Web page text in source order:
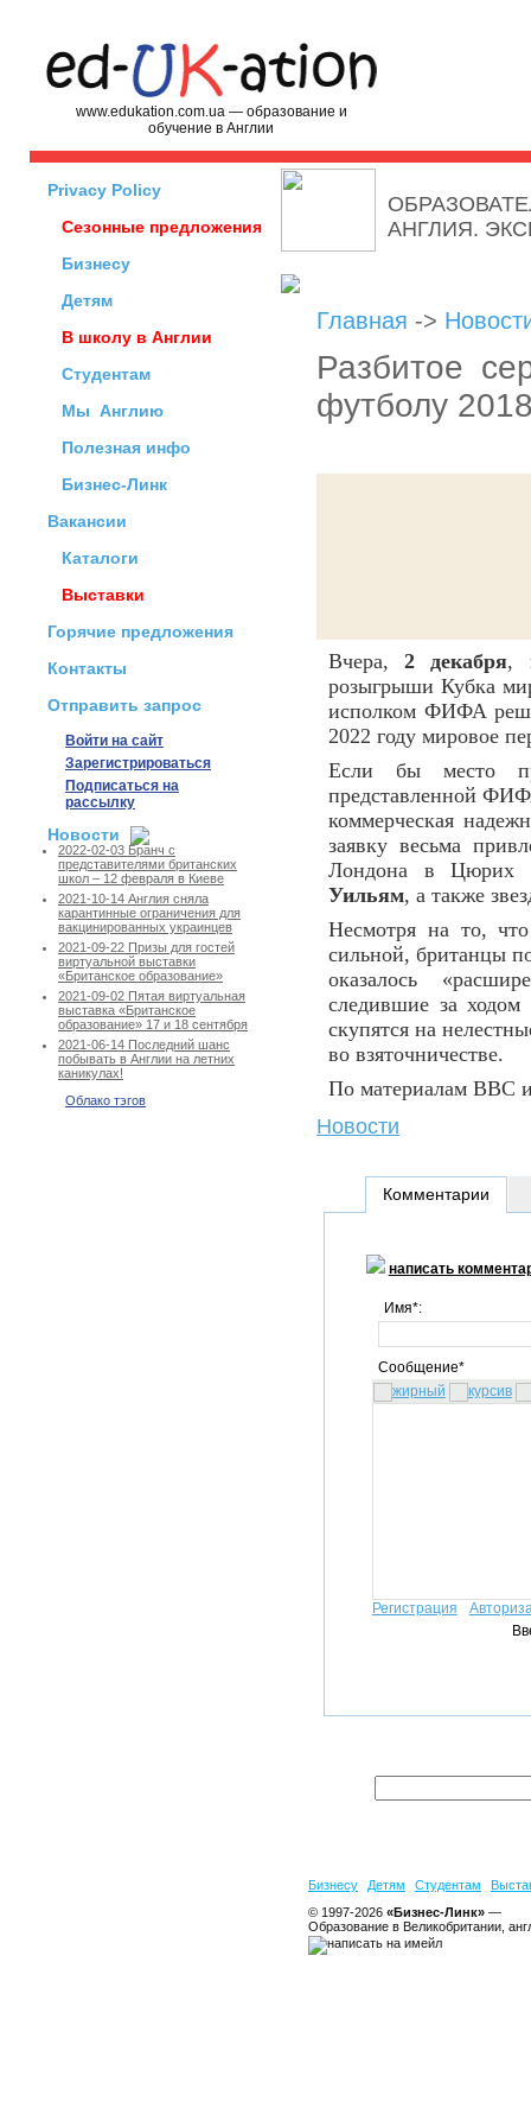
www.edukation.com.ua — образование и
обучение в Англии
Privacy Policy
Сезонные предложения
Бизнесу
Детям
В школу в Англии
Студентам
Мы Англию
Полезная инфо
Бизнес-Линк
Вакансии
Каталоги
Выставки
Горячие предложения
Контакты
Отправить запрос
Войти на сайт
Зарегистрироваться
Подписаться на
рассылку
Новости
2022-02-03 Бранч с
представителями британских
школ – 12 февраля в Киеве
2021-10-14 Англия сняла
карантинные ограничения для
вакцинированных украинцев
2021-09-22 Призы для гостей
виртуальной выставки
«Британское образование»
2021-09-02 Пятая виртуальная
выставка «Британское
образование» 17 и 18 сентября
2021-06-14 Последний шанс
побывать в Англии на летних
каникулах!
Облако тэгов
АНГЛИЯ.
Главная ->
Разбитое
футболу
Вчера,2 декабря,
розыгрыши Кубка
исполком ФИФА
2022 году мировое
Если бы место
представленной
коммерческая
заявку весьма
Лондона в Цюрих
Уильям, а также
Несмотря на то,
сильной, британцы
оказалось
следившие за
скупятся на
во взяточничестве.
По материалам BBC
Новости
Комментарии
написать
Имя*:
Сообщение*
Регистрация
Бизнесу Детям Студентам
© 1997-2026 «Бизнес-Линк» —
Образование в Великобритании,